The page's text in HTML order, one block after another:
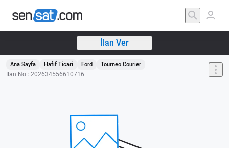
İlan Ver
Ana Sayfa Hafif Ticari Ford Tourneo Courier
İlan No : 202634556610716